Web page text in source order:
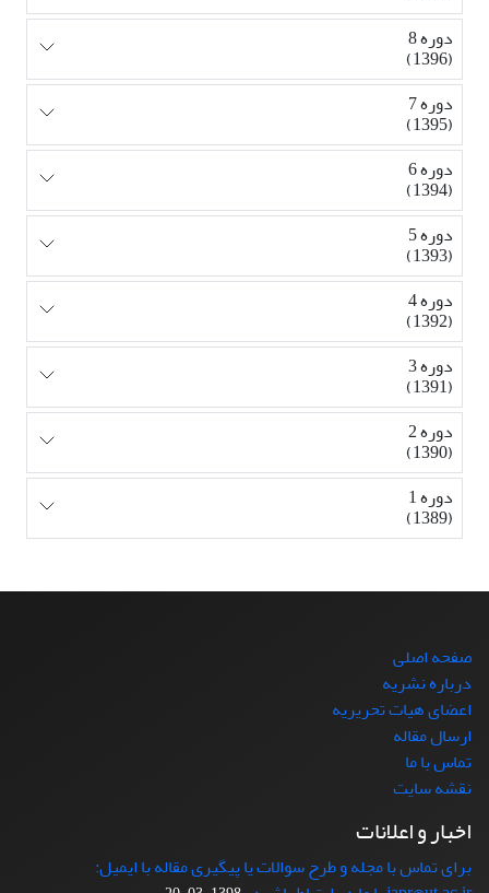
دوره 8
(1396)
دوره 7
(1395)
دوره 6
(1394)
دوره 5
(1393)
دوره 4
(1392)
دوره 3
(1391)
دوره 2
(1390)
دوره 1
(1389)
صفحه اصلی
درباره نشریه
اعضای هیات تحریریه
ارسال مقاله
تماس با ما
نقشه سایت
اخبار و اعلانات
برای تماس با مجله و طرح سوالات یا پیگیری مقاله با ایمیل: